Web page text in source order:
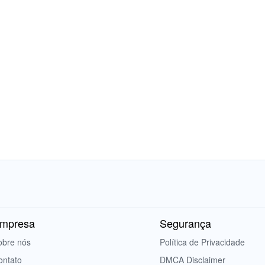
nós
Segurança
Política de Privacidade
DMCA Disclaimer